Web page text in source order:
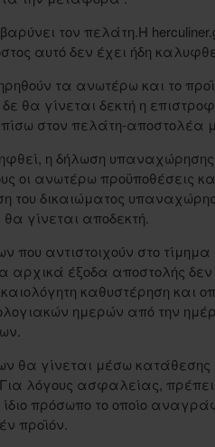
τον πελάτη.Η
αυτό δεν έχει ήδη
τα ανωτέρω και το
θα γίνεται δεκτή η
στον πελάτη-αποστολέα
η δήλωση
οι ανωτέρω προϋποθέσεις
του δικαιώματος
γίνεται αποδεκτή.
που αντιστοιχούν στο τίμημα
αρχικά έξοδα αποστολής
καθυστέρηση και
ημερών από την
θα γίνεται μέσω κατάθεσης
λόγους ασφαλείας, πρέπει
πρόσωπο το οποίο
προϊόν.